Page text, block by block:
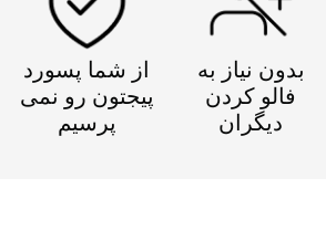
بدون نیاز به
فالو کردن
دیگران
از شما پسورد
پیجتون رو نمی
پرسیم